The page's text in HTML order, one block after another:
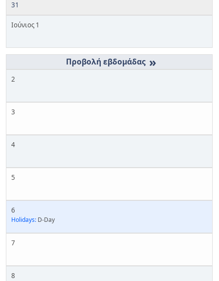
31
Ιούνιος 1
»
2
3
4
5
6
Holidays: D-Day
7
8